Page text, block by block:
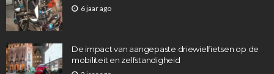
6 jaar ago
De impact van aangepaste driewielfietsen op de
mobiliteit en zelfstandigheid